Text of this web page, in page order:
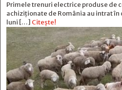
Primele trenuri electrice produse de
achiziționate de România au intrat
luni […] Citește!